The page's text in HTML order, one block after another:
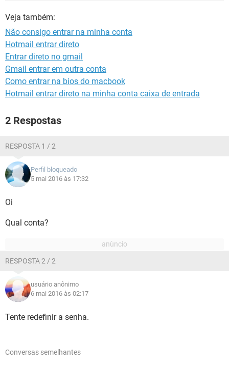
Veja também:
Não consigo entrar na minha conta
Hotmail entrar direto
Entrar direto no gmail
Gmail entrar em outra conta
Como entrar na bios do macbook
Hotmail entrar direto na minha conta caixa de entrada
2 Respostas
RESPOSTA 1 / 2
Perfil bloqueado
5 mai 2016 às 17:32
Oi
Qual conta?
RESPOSTA 2 / 2
usuário anônimo
6 mai 2016 às 02:17
Tente redefinir a senha.
Conversas semelhantes